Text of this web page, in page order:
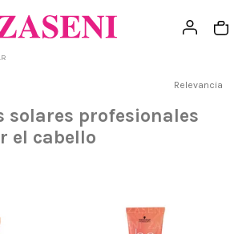
Relevancia
solares profesionales
el cabello